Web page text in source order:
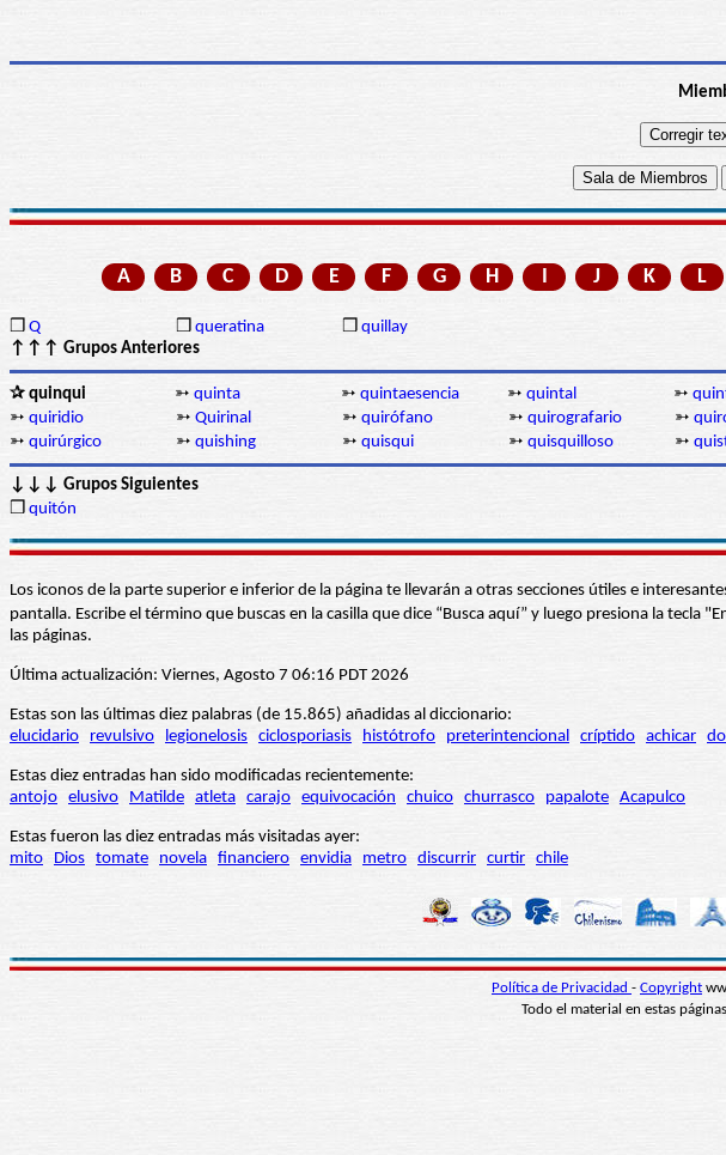
A B C D E F G H I J K L
❒ Q ❒ queratina ❒ quillay
↑↑↑ Grupos Anteriores
✰ quinqui ➳ quinta ➳ quintaesencia ➳ quintal ➳
➳ quiridio ➳ Quirinal ➳ quirófano ➳ quirografario ➳
➳ quirúrgico ➳ quishing ➳ quisqui ➳ quisquilloso ➳
↓↓↓ Grupos Siguientes
❒ quitón
Los iconos de la parte superior e inferior de la página te llevarán a otras secciones útiles e
pantalla. Escribe el término que buscas en la casilla que dice “Busca aquí” y luego presiona la
las páginas.
Última actualización: Viernes, Agosto 7 06:16 PDT 2026
Estas son las últimas diez palabras (de 15.865) añadidas al diccionario:
elucidario
revulsivo legionelosis ciclosporiasis histótrofo preterintencional críptido achicar
Estas diez entradas han sido modificadas recientemente:
antojo elusivo Matilde atleta carajo equivocación chuico churrasco papalote Acapulco
Estas fueron las diez entradas más visitadas ayer:
mito
Dios tomate novela financiero envidia metro discurrir curtir chile
Política de Privacidad - Copyright
Todo el material en estas